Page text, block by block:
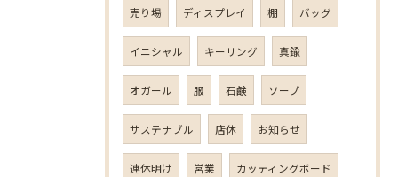
売り場 ディスプレイ 棚 バッグ
イニシャル キーリング 真鍮
オガール 服 石鹸 ソープ
サステナブル 店休 お知らせ
連休明け 営業 カッティングボード